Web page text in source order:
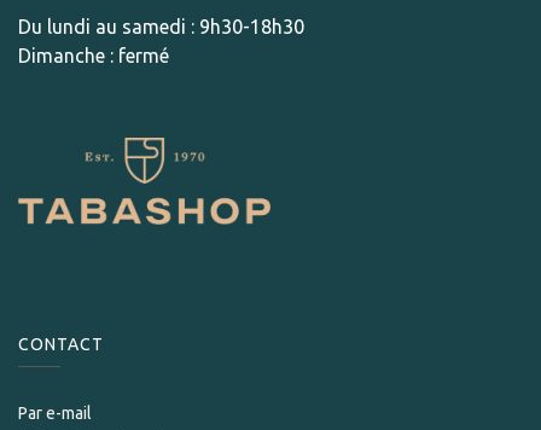
Du lundi au samedi : 9h30-18h30
Dimanche : fermé
CONTACT
Par e-mail